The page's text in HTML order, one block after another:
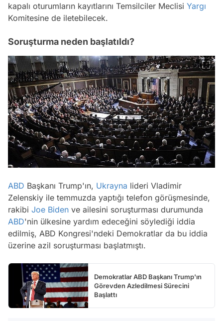
kapalı oturumların kayıtlarını Temsilciler Meclisi Yargı
Komitesine de iletebilecek.
Soruşturma neden başlatıldı?
ABD Başkanı Trump'ın, Ukrayna lideri Vladimir
Zelenskiy ile temmuzda yaptığı telefon görüşmesinde,
rakibi Joe Biden ve ailesini soruşturması durumunda
ABD'nin ülkesine yardım edeceğini söylediği iddia
edilmiş, ABD Kongresi'ndeki Demokratlar da bu iddia
üzerine azil soruşturması başlatmıştı.
Demokratlar ABD Başkanı Trump'ın
Görevden Azledilmesi Sürecini
Başlattı